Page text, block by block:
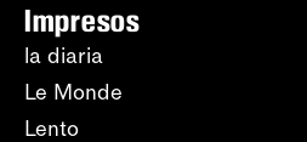
Impresos
la diaria
Le Monde
Lento